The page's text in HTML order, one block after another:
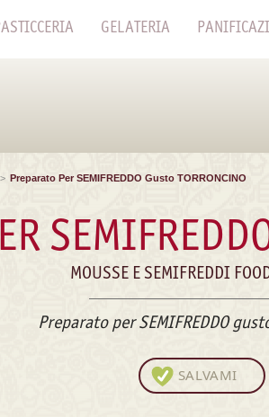
GELATERIA
> Preparato Per SEMIFREDDO Gusto TORRONCINO
MOUSSE E SEMIFREDDI
Preparato per SEMIFREDDO
SALVAMI